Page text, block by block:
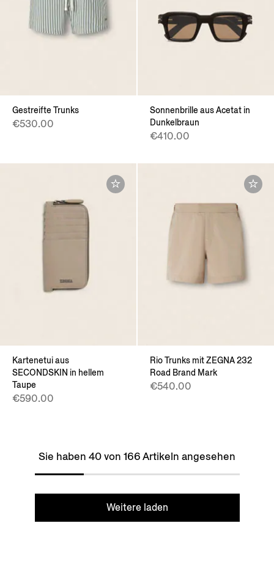
Gestreifte Trunks
€530.00
Sonnenbrille aus Acetat in
Dunkelbraun
€410.00
Kartenetui aus
SECONDSKIN in hellem
Taupe
€590.00
Rio Trunks mit ZEGNA 232
Road Brand Mark
€540.00
Sie haben 40 von 166 Artikeln angesehen
Weitere laden